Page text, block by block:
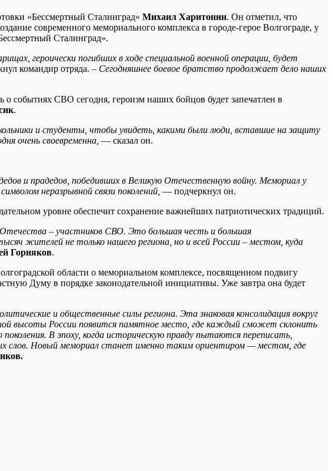
«Бессмертный Сталинград» Михаил Харитонин. Он отметил, что
современного мемориального комплекса в городе-герое Волгограде, у
Сталинград».
героически погибших в ходе специальной военной операции, будет
командир отряда. – Сегодняшнее боевое братство продолжает дело наших
событиях СВО сегодня, героизм наших бойцов будет запечатлен в
.
и студенты, чтобы увидеть, какими были люди, вставшие на защиту
очень своевременна, — сказал он.
и прадедов, победивших в Великую Отечественную войну. Мемориал у
неразрывной связи поколений, — подчеркнул он.
уровне обеспечит сохранение важнейших патриотических традиций.
Отечества – участников СВО. Это большая честь и большая
жителей не только нашего региона, но и всей России – местом, куда
Горняков.
области о мемориальном комплексе, посвященном подвигу
Думу в порядке законодательной инициативы. Уже завтра она будет
и общественные силы региона. Эта знаковая консолидация вокруг
высоты России появится памятное место, где каждый сможет склонить
В эпоху, когда историческую правду пытаются переписать,
слов. Новый мемориал станет именно таким ориентиром — местом, где